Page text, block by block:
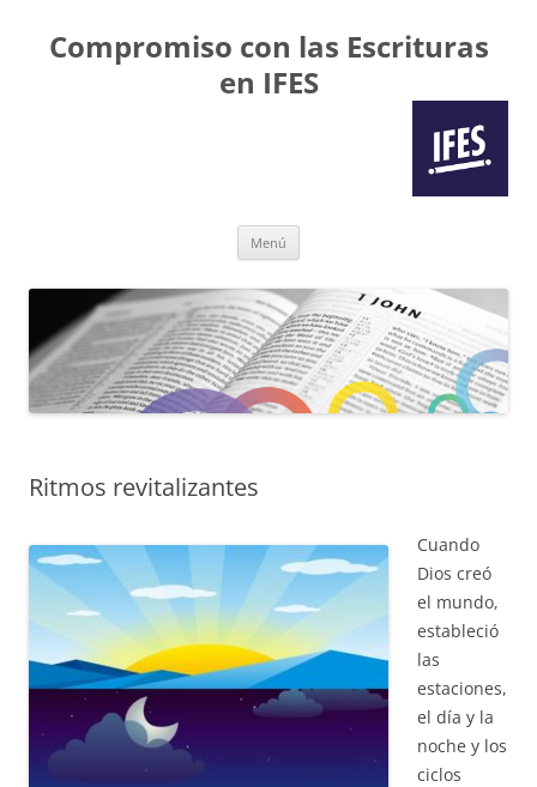
Compromiso con las Escrituras
en IFES
Menú
Ritmos revitalizantes
Cuando
Dios creó
el mundo,
estableció
las
estaciones,
el día y la
noche y los
ciclos